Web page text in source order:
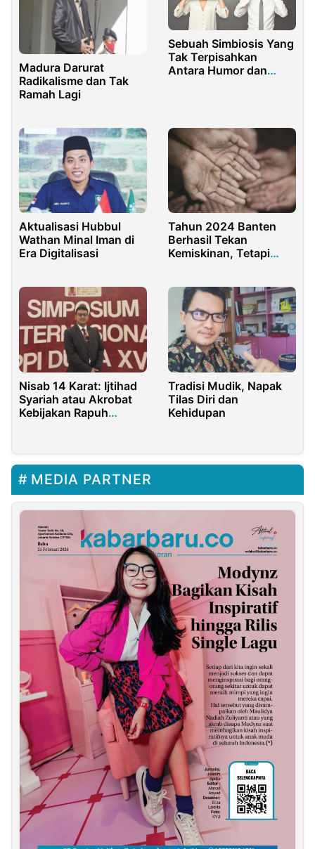
Madura Darurat
Radikalisme dan Tak
Ramah Lagi
Sebuah Simbiosis Yang
Tak Terpisahkan
Antara Humor dan
Aktualisasi Hubbul
Wathan Minal Iman di
Era Digitalisasi
Tahun 2024 Banten
Berhasil Tekan
Kemiskinan, Tetapi
Tantangan
Nisab 14 Karat: Ijtihad
Syariah atau Akrobat
Kebijakan Rapuh
Tradisi Mudik, Napak
Tilas Diri dan
Kehidupan
MEDIA PARTNER